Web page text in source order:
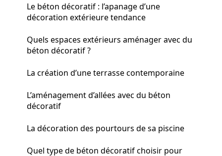
Le béton décoratif : l’apanage d’une
décoration extérieure tendance
Quels espaces extérieurs aménager avec du
béton décoratif ?
La création d’une terrasse contemporaine
L’aménagement d’allées avec du béton
décoratif
La décoration des pourtours de sa piscine
Quel type de béton décoratif choisir pour